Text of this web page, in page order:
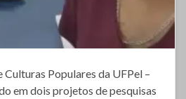
Populares da UFPel –
em dois projetos de pesquisas